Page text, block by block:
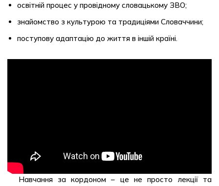
освітній процес у провідному словацькому ЗВО;
знайомство з культурою та традиціями Словаччини;
поступову адаптацію до життя в іншій країні.
Навчання за кордоном – це не просто лекції та